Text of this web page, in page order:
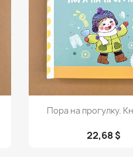

Пора на прогулку.
22,68 $